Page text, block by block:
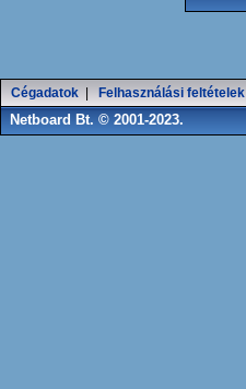
Cégadatok Felhasználási feltételek
Netboard Bt. © 2001-2023.